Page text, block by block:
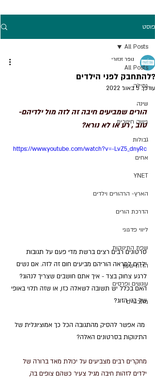
פוסט
All Posts
גמילה
שינה
גישה חינוכית
גבולות
אחים
YNET
הארץ- הרהורים וילדים
הדרכת הורים
ליווי פדגוגי
שפת התינוקות
הזזת שעון
עונשים ופרסים
מתבגרים
All Posts
?להתחבק לפני הילדים
נופר זנזורי
עודכן:5 באוג׳ 2022
הורים שמביעים חיבה זה לזה מול ילדיהם-
טוב , רע או לא נורא?
https://www.youtube.com/watch?v=-LvZ5_dnyRc
סרטונים רבים רצים ברשת מדי פעם על תגובות
ילדים למראה הוריהם מביעים חום זה לזה. אם נשים
לרגע צחוק בצד - איך אתם חושבים שצריך לנהוג?
האם בכלל יש תשובה לשאלה כזו, או שזה תלוי באופי
של בני הזוג?
מה אפשר להסיק מהתגובה הכל כך אמוציונלית של
התינוקות בסרטונים האלה?
מחקרים רבים מצביעים על יכולת מאד ברורה של
ילדים לזהות חיבה מגיל צעיר כשהם צופים בה,